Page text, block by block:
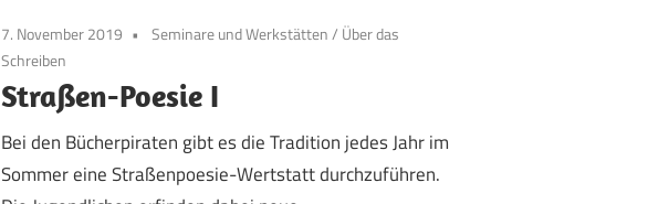
7. November 2019 Seminare und Werkstätten/ Über das
Schreiben
Straßen-Poesie I
Bei den Bücherpiraten gibt es die Tradition jedes Jahr im
Sommer eine Straßenpoesie-Wertstatt durchzuführen.